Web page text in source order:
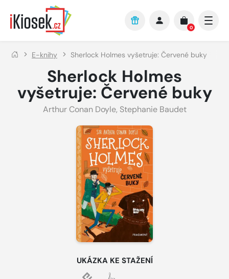
Přejít na hlavní obsah
0
E-knihy Sherlock Holmes vyšetruje: Červené buky
Sherlock Holmes
vyšetruje: Červené buky
Arthur Conan Doyle, Stephanie Baudet
UKÁZKA KE STAŽENÍ